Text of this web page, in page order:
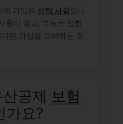
제 가입은 선택 사항입니
용이 잦고, 부도로 인한
면 가입을 고려하는 것
공제 보험
가요?